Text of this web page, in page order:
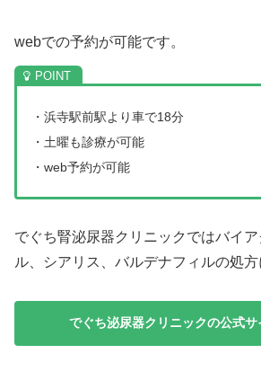
webでの予約が可能です。
・浜寺駅前駅より車で18分
・土曜も診療が可能
・web予約が可能
でぐち腎泌尿器クリニックではバイ
ル、シアリス、バルデナフィルの処方
でぐち泌尿器クリニックの公式サ